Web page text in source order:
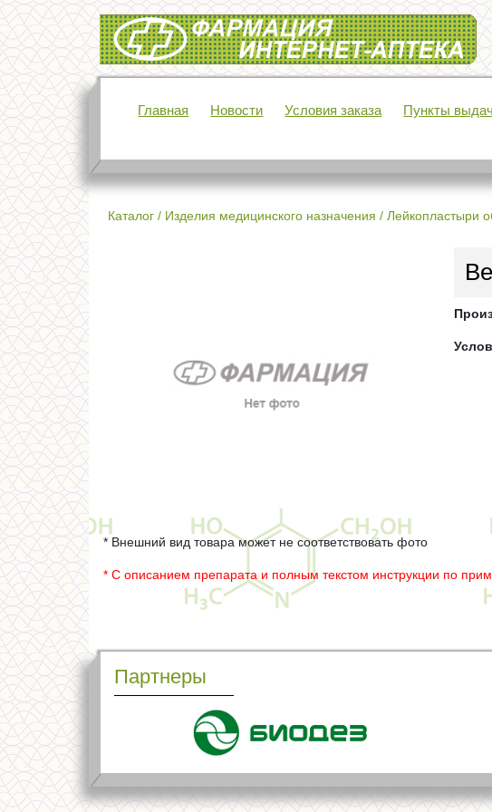
Интернет-аптека Фармация
Главная Новости Условия заказа Пункты
Каталог / Изделия медицинского назначения / Лейкопластыри
* Внешний вид товара может не соответствовать фото
* С описанием препарата и полным текстом инструкции по
Партнеры